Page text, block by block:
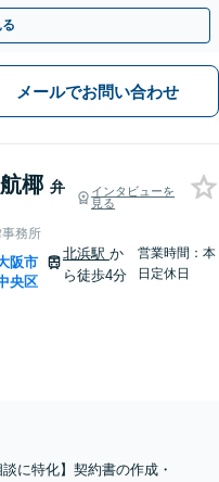
】
メールでお問い合わせ
椰 弁
インタビューを
見る
務所
阪市
央区
北浜駅 か
ら徒歩4分
営業時間：本
日定休日
に特化】契約書の作成・